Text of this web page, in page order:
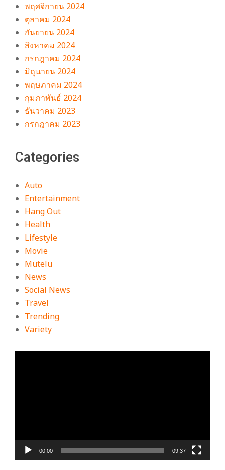
พฤศจิกายน 2024
ตุลาคม 2024
กันยายน 2024
สิงหาคม 2024
กรกฎาคม 2024
มิถุนายน 2024
พฤษภาคม 2024
กุมภาพันธ์ 2024
ธันวาคม 2023
กรกฎาคม 2023
Categories
Auto
Entertainment
Hang Out
Health
Lifestyle
Movie
Mutelu
News
Social News
Travel
Trending
Variety
00:00 09:37